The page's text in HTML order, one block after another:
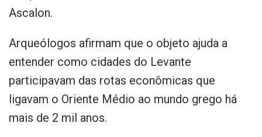
Ascalon.
Arqueólogos afirmam que o objeto ajuda a
entender como cidades do Levante
participavam das rotas econômicas que
ligavam o Oriente Médio ao mundo grego há
mais de 2 mil anos.